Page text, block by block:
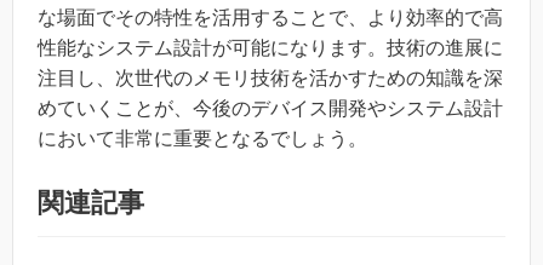
な場面でその特性を活用することで、より効率的で高
性能なシステム設計が可能になります。技術の進展に
注目し、次世代のメモリ技術を活かすための知識を深
めていくことが、今後のデバイス開発やシステム設計
において非常に重要となるでしょう。
関連記事